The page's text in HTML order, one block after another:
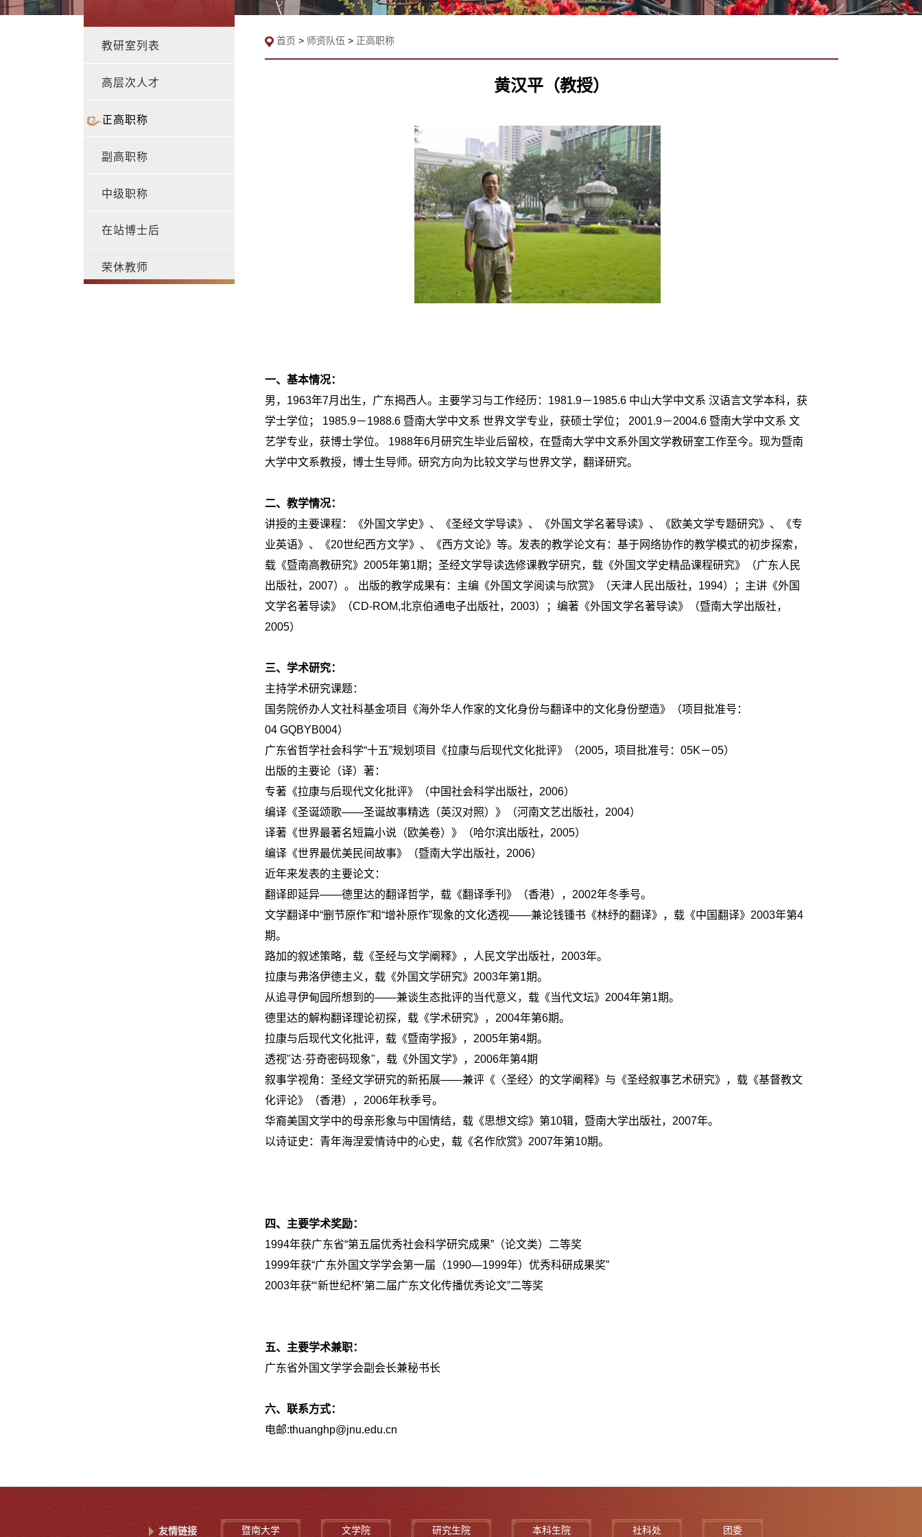
教研室列表
高层次人才
正高职称
副高职称
中级职称
在站博士后
荣休教师
首页 > 师资队伍 > 正高职称
黄汉平（教授）
一、基本情况：
男， 1963年7月出生，广东揭西人。主要学习与工作经历： 1981.9－1985.6 中山大学中文系 汉语言文学本科，获
学士学位； 1985.9－1988.6 暨南大学中文系 世界文学专业，获硕士学位； 2001.9－2004.6 暨南大学中文系 文
艺学专业，获博士学位。 1988年6月研究生毕业后留校，在暨南大学中文系外国文学教研室工作至今。现为暨南
大学中文系教授，博士生导师。研究方向为比较文学与世界文学，翻译研究。
二、教学情况：
讲授的主要课程：《外国文学史》、《圣经文学导读》、《外国文学名著导读》、《欧美文学专题研究》、《专
业英语》、《20世纪西方文学》、《西方文论》等。发表的教学论文有：基于网络协作的教学模式的初步探索，
载《暨南高教研究》2005年第1期；圣经文学导读选修课教学研究，载《外国文学史精品课程研究》（广东人民
出版社，2007）。 出版的教学成果有：主编《外国文学阅读与欣赏》（天津人民出版社，1994）；主讲《外国
文学名著导读》（CD-ROM,北京伯通电子出版社，2003）；编著《外国文学名著导读》（暨南大学出版社，
2005）
三、 学术研究：
主持学术研究课题：
国务院侨办人文社科基金项目《海外华人作家的文化身份与翻译中的文化身份塑造》（项目批准号：
04 GQBYB004）
广东省哲学社会科学“十五”规划项目《拉康与后现代文化批评》（2005，项目批准号：05K－05）
出版的主要论（译）著：
专著《拉康与后现代文化批评》（中国社会科学出版社，2006）
编译《圣诞颂歌——圣诞故事精选（英汉对照）》（河南文艺出版社，2004）
译著《世界最著名短篇小说（欧美卷）》（哈尔滨出版社，2005）
编译《世界最优美民间故事》（暨南大学出版社，2006）
近年来发表的主要论文：
翻译即延异——德里达的翻译哲学，载《翻译季刊》（香港），2002年冬季号。
文学翻译中“删节原作”和“增补原作”现象的文化透视——兼论钱锺书《林纾的翻译》，载《中国翻译》2003年第4
期。
路加的叙述策略，载《圣经与文学阐释》，人民文学出版社，2003年。
拉康与弗洛伊德主义，载《外国文学研究》2003年第1期。
从追寻伊甸园所想到的——兼谈生态批评的当代意义，载《当代文坛》2004年第1期。
德里达的解构翻译理论初探，载《学术研究》，2004年第6期。
拉康与后现代文化批评，载《暨南学报》，2005年第4期。
透视"达·芬奇密码现象"，载《外国文学》，2006年第4期
叙事学视角：圣经文学研究的新拓展——兼评《〈圣经〉的文学阐释》与《圣经叙事艺术研究》，载《基督教文
化评论》（香港），2006年秋季号。
华裔美国文学中的母亲形象与中国情结，载《思想文综》第10辑，暨南大学出版社，2007年。
以诗证史：青年海涅爱情诗中的心史，载《名作欣赏》2007年第10期。
四、主要学术奖励：
1994年获广东省“第五届优秀社会科学研究成果”（论文类）二等奖
1999年获“广东外国文学学会第一届（1990—1999年）优秀科研成果奖”
2003年获“‘新世纪杯’第二届广东文化传播优秀论文”二等奖
五、主要学术兼职：
广东省外国文学学会副会长兼秘书长
六、联系方式：
电邮:thuanghp@jnu.edu.cn
友情链接 暨南大学 文学院 研究生院 本科生院 社科处 团委